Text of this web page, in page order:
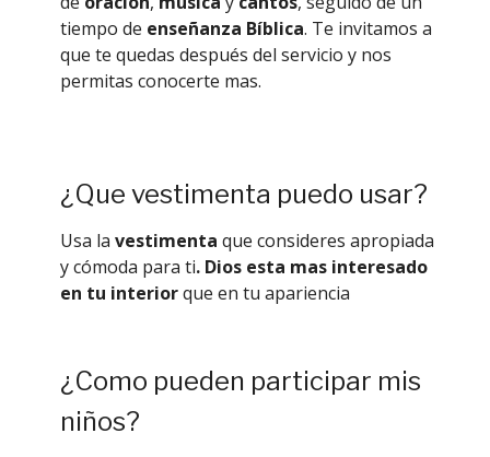
tiempo de enseñanza Bíblica. Te invitamos a
que te quedas después del servicio y nos
permitas conocerte mas.
¿Que vestimenta puedo usar?
Usa la vestimenta que consideres apropiada
y cómoda para ti. Dios esta mas interesado
en tu interiorque en tu apariencia
¿Como pueden participar mis
niños?